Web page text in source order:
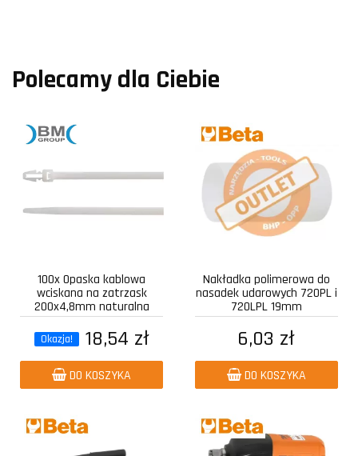
Polecamy dla Ciebie
100x Opaska kablowa
wciskana na zatrzask
200x4,8mm naturalna
Okazja! 18,54 zł
DO KOSZYKA
Nakładka polimerowa do
nasadek udarowych 720PL i
720LPL 19mm
6,03 zł
DO KOSZYKA